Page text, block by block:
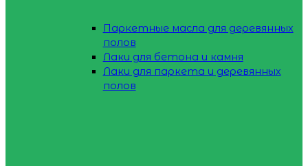
Паркетные масла для деревянных
полов
Лаки для бетона и камня
Лаки для паркета и деревянных
полов